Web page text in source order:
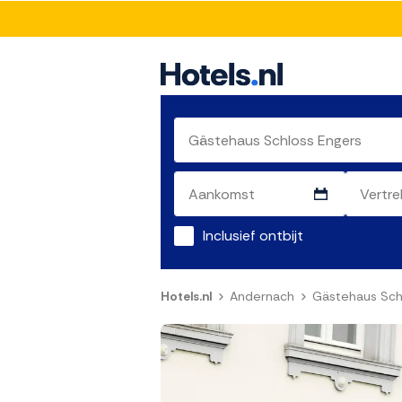
Inclusief ontbijt
Hotels.nl Andernach Gästehaus